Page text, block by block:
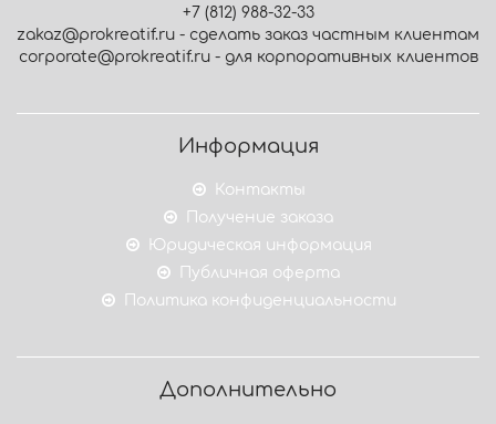
+7 (812) 988-32-33
zakaz@prokreatif.ru - сделать заказ частным клиентам
corporate@prokreatif.ru - для корпоративных клиентов
Информация
Контакты
Получение заказа
Юридическая информация
Публичная оферта
Политика конфиденциальности
Дополнительно